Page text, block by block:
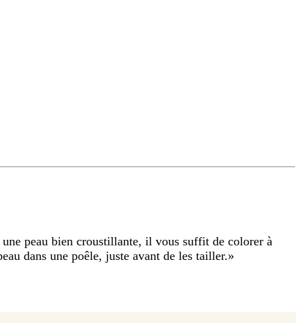
peau bien croustillante, il vous suffit de colorer à
dans une poêle, juste avant de les tailler.»